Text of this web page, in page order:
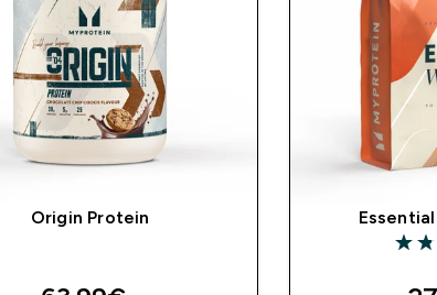
Origin Protein
1.8